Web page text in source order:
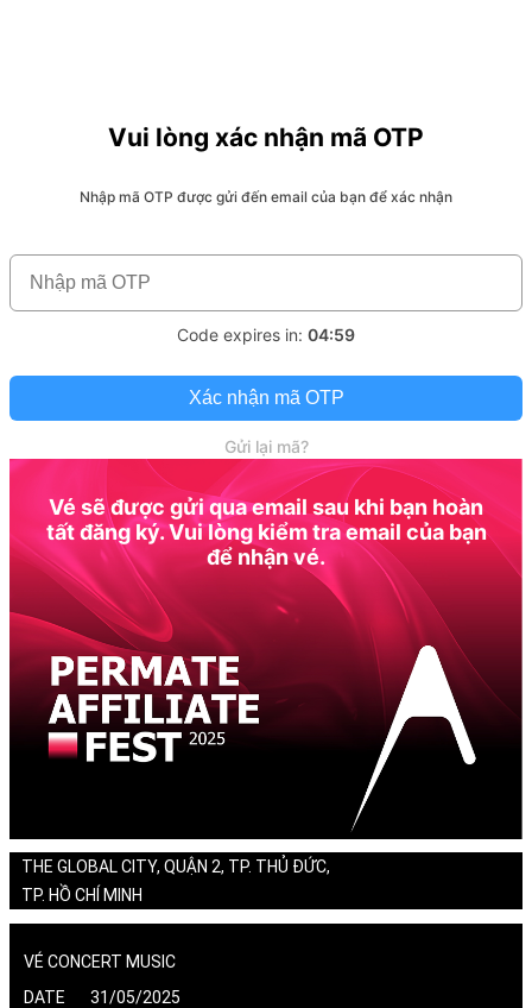
Vui lòng xác nhận mã OTP
Nhập mã OTP được gửi đến email của bạn để xác nhận
Code expires in: 04:59
Xác nhận mã OTP
Gửi lại mã?
Vé sẽ được gửi qua email sau khi bạn hoàn
tất đăng ký. Vui lòng kiểm tra email của bạn
để nhận vé.
THE GLOBAL CITY, QUẬN 2, TP. THỦ ĐỨC,
TP. HỒ CHÍ MINH
VÉ CONCERT MUSIC
DATE 31/05/2025